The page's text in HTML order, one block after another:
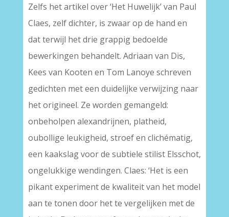
Zelfs het artikel over ‘Het Huwelijk’ van Paul
Claes, zelf dichter, is zwaar op de hand en
dat terwijl het drie grappig bedoelde
bewerkingen behandelt. Adriaan van Dis,
Kees van Kooten en Tom Lanoye schreven
gedichten met een duidelijke verwijzing naar
het origineel. Ze worden gemangeld:
onbeholpen alexandrijnen, platheid,
oubollige leukigheid, stroef en clichématig,
een kaakslag voor de subtiele stilist Elsschot,
ongelukkige wendingen. Claes: ‘Het is een
pikant experiment de kwaliteit van het model
aan te tonen door het te vergelijken met de